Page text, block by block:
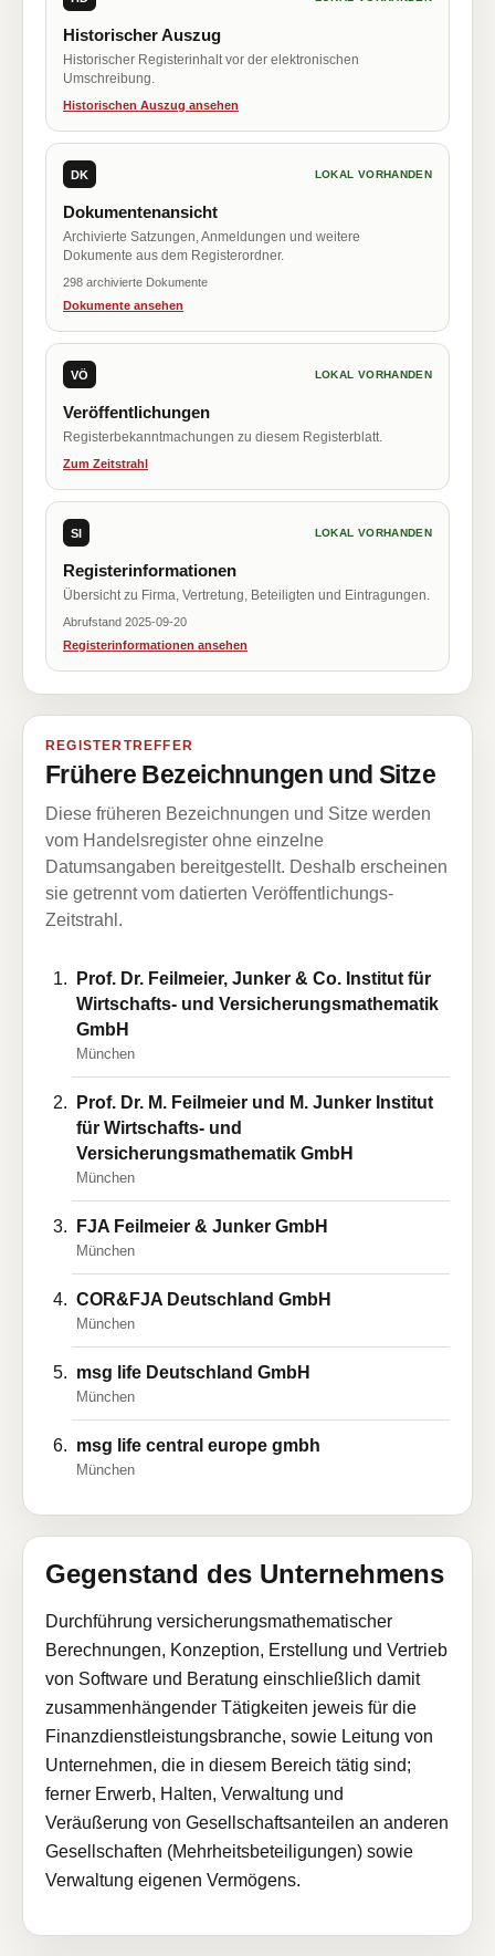
Historischer Auszug
Historischer Registerinhalt vor der elektronischen
Umschreibung.
Historischen Auszug ansehen
DK LOKAL VORHANDEN
Dokumentenansicht
Archivierte Satzungen, Anmeldungen und weitere
Dokumente aus dem Registerordner.
298 archivierte Dokumente
Dokumente ansehen
VÖ LOKAL VORHANDEN
Veröffentlichungen
Registerbekanntmachungen zu diesem Registerblatt.
Zum Zeitstrahl
SI LOKAL VORHANDEN
Registerinformationen
Übersicht zu Firma, Vertretung, Beteiligten und Eintragungen.
Abrufstand 2025-09-20
Registerinformationen ansehen
REGISTERTREFFER
Frühere Bezeichnungen und Sitze
Diese früheren Bezeichnungen und Sitze werden
vom Handelsregister ohne einzelne
Datumsangaben bereitgestellt. Deshalb erscheinen
sie getrennt vom datierten Veröffentlichungs-
Zeitstrahl.
Prof. Dr. Feilmeier, Junker & Co. Institut für
Wirtschafts- und Versicherungsmathematik
GmbH
München
Prof. Dr. M. Feilmeier und M. Junker Institut
für Wirtschafts- und
Versicherungsmathematik GmbH
München
FJA Feilmeier & Junker GmbH
München
COR&FJA Deutschland GmbH
München
msg life Deutschland GmbH
München
msg life central europe gmbh
München
Gegenstand des Unternehmens
Durchführung versicherungsmathematischer
Berechnungen, Konzeption, Erstellung und Vertrieb
von Software und Beratung einschließlich damit
zusammenhängender Tätigkeiten jeweis für die
Finanzdienstleistungsbranche, sowie Leitung von
Unternehmen, die in diesem Bereich tätig sind;
ferner Erwerb, Halten, Verwaltung und
Veräußerung von Gesellschaftsanteilen an anderen
Gesellschaften (Mehrheitsbeteiligungen) sowie
Verwaltung eigenen Vermögens.